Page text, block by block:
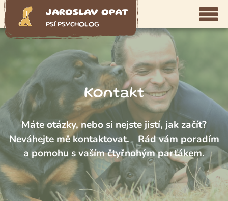
JAROSLAV OPAT
PSÍ PSYCHOLOG
Kontakt
Máte otázky, nebo si nejste jistí, jak začít?
Neváhejte mě kontaktovat. Rád vám poradím
a pomohu s vaším čtyřnohým parťákem.